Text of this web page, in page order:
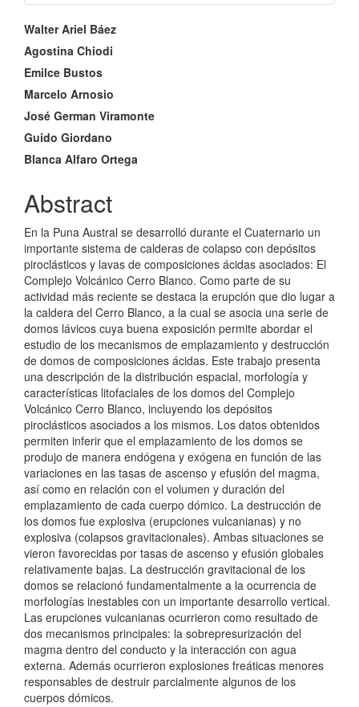
Main
Article
Content
Walter Ariel Báez
Agostina Chiodi
Emilce Bustos
Marcelo Arnosio
José German Viramonte
Guido Giordano
Blanca Alfaro Ortega
Abstract
En la Puna Austral se desarrolló durante el Cuaternario un
importante sistema de calderas de colapso con depósitos
piroclásticos y lavas de composiciones ácidas asociados: El
Complejo Volcánico Cerro Blanco. Como parte de su
actividad más reciente se destaca la erupción que dio lugar a
la caldera del Cerro Blanco, a la cual se asocia una serie de
domos lávicos cuya buena exposición permite abordar el
estudio de los mecanismos de emplazamiento y destrucción
de domos de composiciones ácidas. Este trabajo presenta
una descripción de la distribución espacial, morfología y
características litofaciales de los domos del Complejo
Volcánico Cerro Blanco, incluyendo los depósitos
piroclásticos asociados a los mismos. Los datos obtenidos
permiten inferir que el emplazamiento de los domos se
produjo de manera endógena y exógena en función de las
variaciones en las tasas de ascenso y efusión del magma,
así como en relación con el volumen y duración del
emplazamiento de cada cuerpo dómico. La destrucción de
los domos fue explosiva (erupciones vulcanianas) y no
explosiva (colapsos gravitacionales). Ambas situaciones se
vieron favorecidas por tasas de ascenso y efusión globales
relativamente bajas. La destrucción gravitacional de los
domos se relacionó fundamentalmente a la ocurrencia de
morfologías inestables con un importante desarrollo vertical.
Las erupciones vulcanianas ocurrieron como resultado de
dos mecanismos principales: la sobrepresurización del
magma dentro del conducto y la interacción con agua
externa. Además ocurrieron explosiones freáticas menores
responsables de destruir parcialmente algunos de los
cuerpos dómicos.